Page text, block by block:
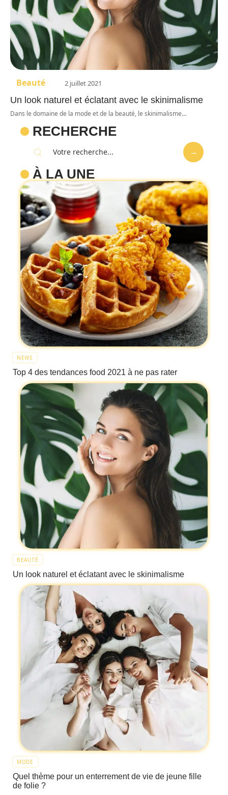
Beauté 2 juillet 2021
Un look naturel et éclatant avec le skinimalisme
Dans le domaine de la mode et de la beauté, le skinimalisme…
RECHERCHE
À LA UNE
NEWS
Top 4 des tendances food 2021 à ne pas rater
BEAUTÉ
Un look naturel et éclatant avec le skinimalisme
MODE
Quel thème pour un enterrement de vie de jeune fille
de folie ?